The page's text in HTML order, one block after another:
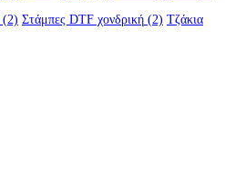
(2) Στάμπες DTF χονδρική (2) Τζάκια